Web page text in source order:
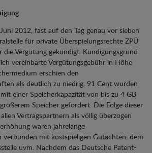
2012, fast auf den Tag genau vor sieben
für private Überspielungsrechte ZPÜ
Vergütung gekündigt. Kündigungsgrund
vereinbarte Vergütungsgebühr in Höhe
erschien den
als deutlich zu niedrig. 91 Cent wurden
einer Speicherkapazität von bis zu 4 GB
Speicher gefordert. Die Folge dieser
Vertragspartnern als völlig überzogen
waren jahrelange
verbunden mit kostspieligen Gutachten, dem
uvm. Nachdem das Deutsche Patent-